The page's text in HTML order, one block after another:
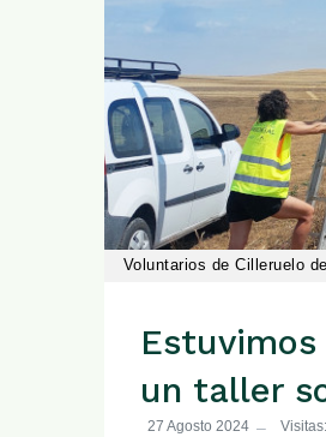
Voluntarios de Cilleruelo
un taller
27 Agosto 2024